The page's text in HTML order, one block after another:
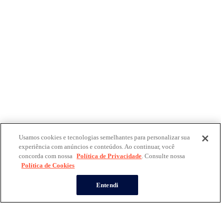
Usamos cookies e tecnologias semelhantes para personalizar sua
experiência com anúncios e conteúdos. Ao continuar, você
concorda com nossa Política de Privacidade. Consulte nossa
Política de Cookies
Entendi